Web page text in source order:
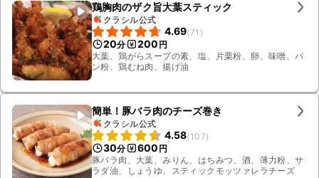
鶏胸肉のザク旨大葉スティック
クラシル公式
4.69(71 )
20分 200 円
大葉、鶏がらスープの素、塩、片栗粉、卵、味噌、パ
ン粉、鶏むね肉、揚げ油
簡単！豚バラ肉のチーズ巻き
クラシル公式
4.58(107)
30分 600 円
豚バラ肉、大葉、みりん、はちみつ、酒、薄力粉、サ
ラダ油、しょうゆ、スティックモッツァレラチーズ